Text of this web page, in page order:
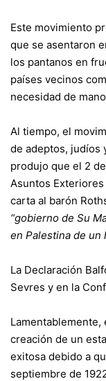
Este movimiento
que se asentaron
los pantanos en
países vecinos
necesidad de
Al tiempo, el
de adeptos, judíos
produjo que el 2
Asuntos
carta al barón
“gobierno de Su
en Palestina de un
La Declaración
Sevres y en la
Lamentablemente,
creación de un
exitosa debido a
septiembre de